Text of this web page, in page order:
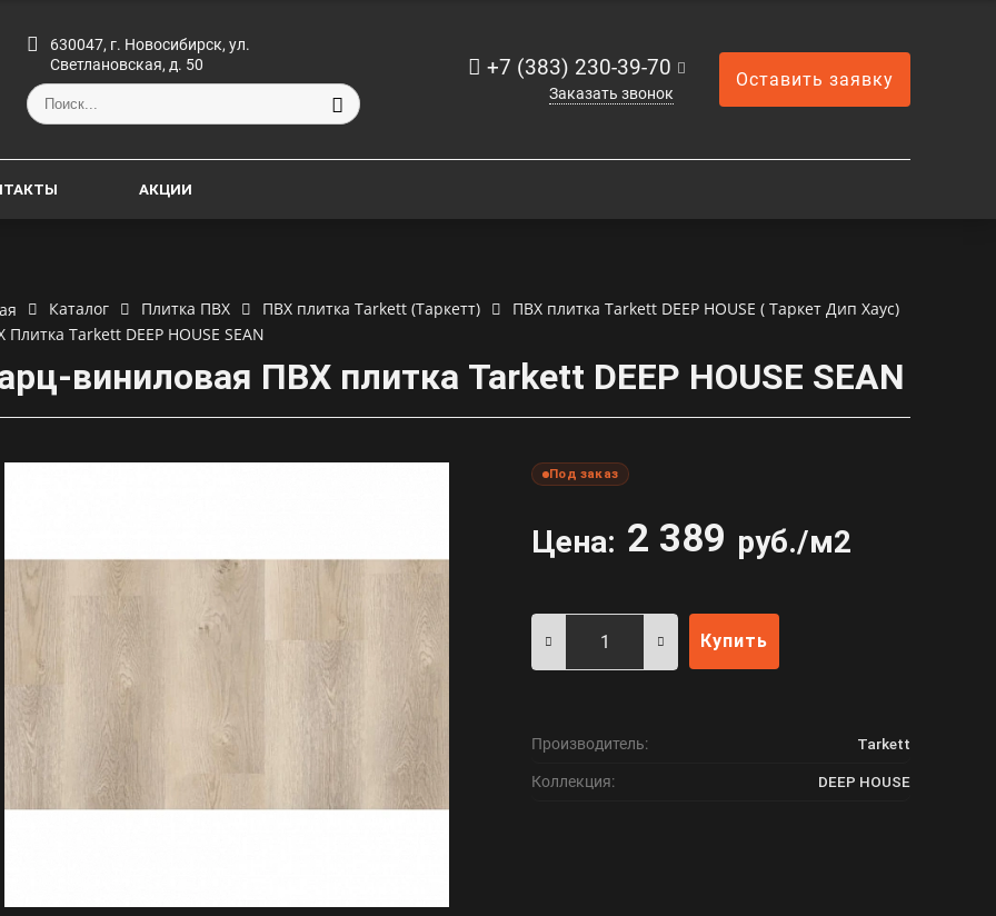
630047, г. Новосибирск, ул.
Светлановская, д. 50
+7 (383) 230-39-70
Заказать звонок
Оставить заявку
АКЦИИ
Каталог Плитка ПВХ ПВХ плитка Tarkett (Таркетт)
ПВХ плитка Tarkett DEEP HOUSE ( Таркет Дип Хаус)
Плитка Tarkett DEEP HOUSE SEAN
виниловая ПВХ плитка Tarkett DEEP HOUSE SEAN
Под заказ
Цена: 2 389 руб./м2
Купить
Производитель: Tarkett
Коллекция: DEEP HOUSE